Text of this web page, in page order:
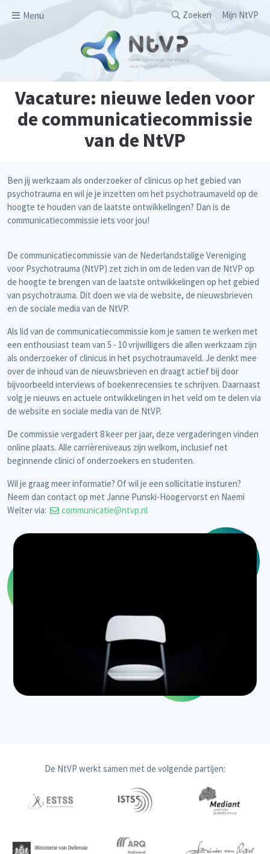
Menu
Secondary
Zoeken Mijn NtVP
Vacature: nieuwe leden voor
de communicatiecommissie
van de NtVP
Ben jij werkzaam als onderzoeker of clinicus op het gebied van
psychotrauma en wil je je inzetten om het psychotraumaveld op de
hoogte te houden van de laatste ontwikkelingen? Dan is de
communicatiecommissie iets voor jou!
De communicatiecommissie van de Nederlandstalige Vereniging
voor Psychotrauma (NtVP) zet zich in om de leden van de NtVP op
de hoogte te brengen van de laatste ontwikkelingen op het gebied
van psychotrauma. Dit doen we via de website, de nieuwsbrieven
en de sociale media van de NtVP.
Als lid van de communicatiecommissie kom je samen te werken met
een enthousiast team van 5 - 10 vrijwilligers die allen werkzaam zijn
als onderzoeker of clinicus in het psychotraumaveld. Je denkt mee
over de inhoud van de nieuwsbrieven en draagt actief bij door
bijvoorbeeld interviews of boekenrecensies te schrijven. Daarnaast
volg je nieuws en actuele ontwikkelingen in het veld om te delen via
de website en sociale media van de NtVP.
De commissie vergadert 8 keer per jaar, deze vergaderingen vinden
online plaats. Alle carrièreniveaus zijn welkom, inclusief net
beginnende clinici of onderzoekers en studenten.
Wil je graag meer informatie? Of wil je een sollicitatie insturen?
Neem dan contact op met Janne Punski-Hoogervorst en Naemi
Welter via:
communicatie@ntvp.nl
De NtVP werkt samen met de volgende partijen: